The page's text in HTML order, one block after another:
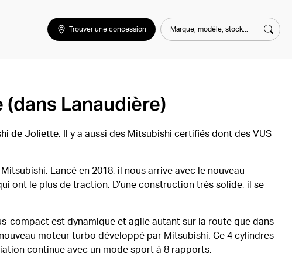
Trouver une concession
Marque, modèle, stock...
Lanaudière)
de Joliette. Il y a aussi des Mitsubishi certifiés dont des VUS
Lancé en 2018, il nous arrive avec le nouveau
ont le plus de traction. D’une construction très solide, il se
compact est dynamique et agile autant sur la route que dans
moteur turbo développé par Mitsubishi. Ce 4 cylindres
continue avec un mode sport à 8 rapports.